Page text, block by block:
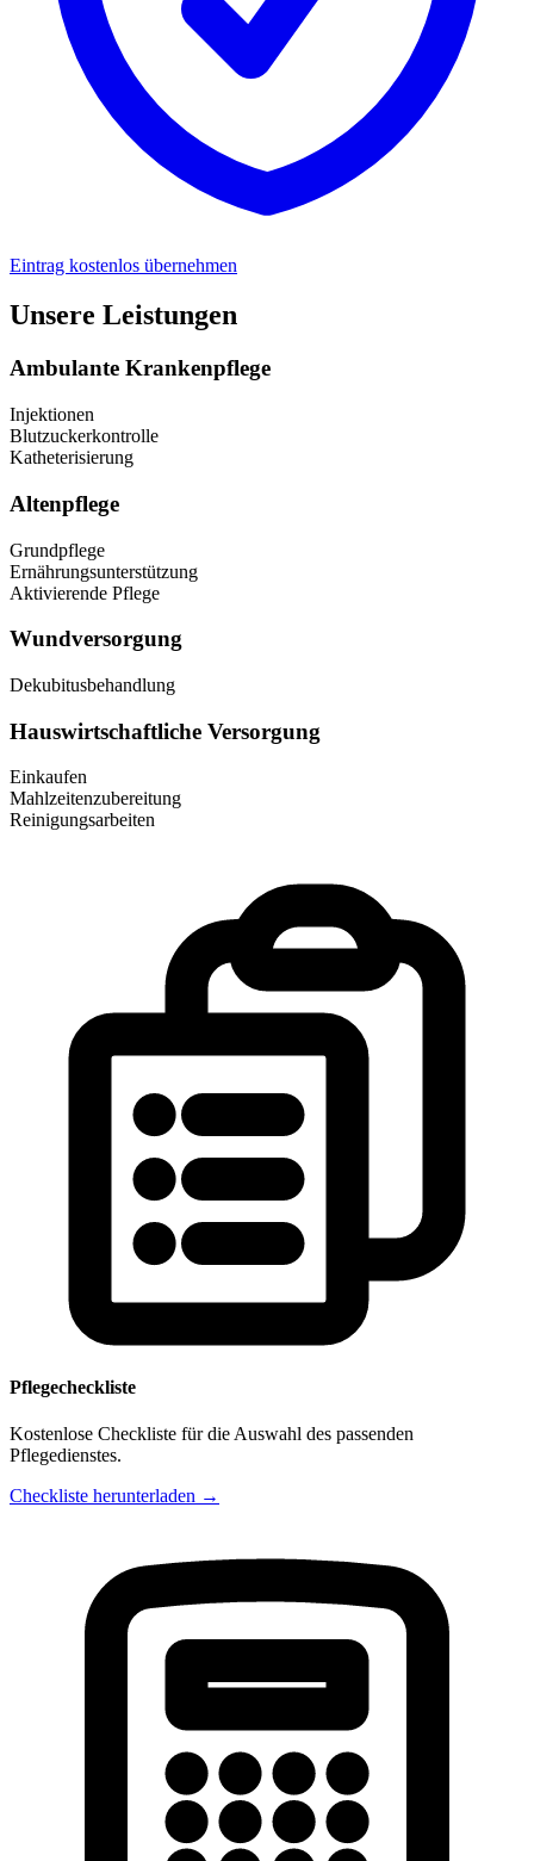
Eintrag kostenlos übernehmen
Unsere Leistungen
Ambulante Krankenpflege
Injektionen
Blutzuckerkontrolle
Katheterisierung
Altenpflege
Grundpflege
Ernährungsunterstützung
Aktivierende Pflege
Wundversorgung
Dekubitusbehandlung
Hauswirtschaftliche Versorgung
Einkaufen
Mahlzeitenzubereitung
Reinigungsarbeiten
Pflegecheckliste
Kostenlose Checkliste für die Auswahl des passenden
Pflegedienstes.
Checkliste herunterladen →